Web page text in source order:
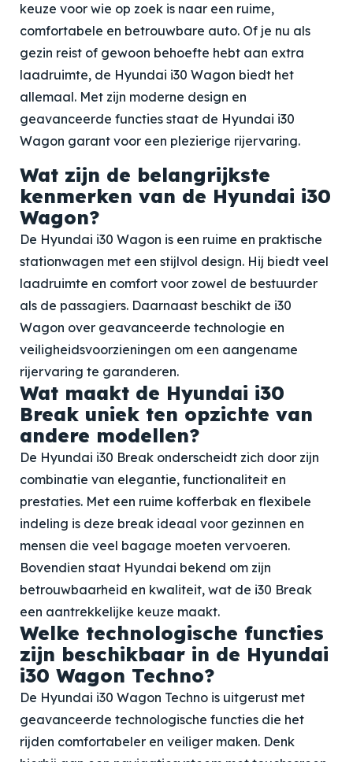
keuze voor wie op zoek is naar een ruime,
comfortabele en betrouwbare auto. Of je nu als
gezin reist of gewoon behoefte hebt aan extra
laadruimte, de Hyundai i30 Wagon biedt het
allemaal. Met zijn moderne design en
geavanceerde functies staat de Hyundai i30
Wagon garant voor een plezierige rijervaring.
Wat zijn de belangrijkste
kenmerken van de Hyundai i30
Wagon?
De Hyundai i30 Wagon is een ruime en praktische
stationwagen met een stijlvol design. Hij biedt veel
laadruimte en comfort voor zowel de bestuurder
als de passagiers. Daarnaast beschikt de i30
Wagon over geavanceerde technologie en
veiligheidsvoorzieningen om een aangename
rijervaring te garanderen.
Wat maakt de Hyundai i30
Break uniek ten opzichte van
andere modellen?
De Hyundai i30 Break onderscheidt zich door zijn
combinatie van elegantie, functionaliteit en
prestaties. Met een ruime kofferbak en flexibele
indeling is deze break ideaal voor gezinnen en
mensen die veel bagage moeten vervoeren.
Bovendien staat Hyundai bekend om zijn
betrouwbaarheid en kwaliteit, wat de i30 Break
een aantrekkelijke keuze maakt.
Welke technologische functies
zijn beschikbaar in de Hyundai
i30 Wagon Techno?
De Hyundai i30 Wagon Techno is uitgerust met
geavanceerde technologische functies die het
rijden comfortabeler en veiliger maken. Denk